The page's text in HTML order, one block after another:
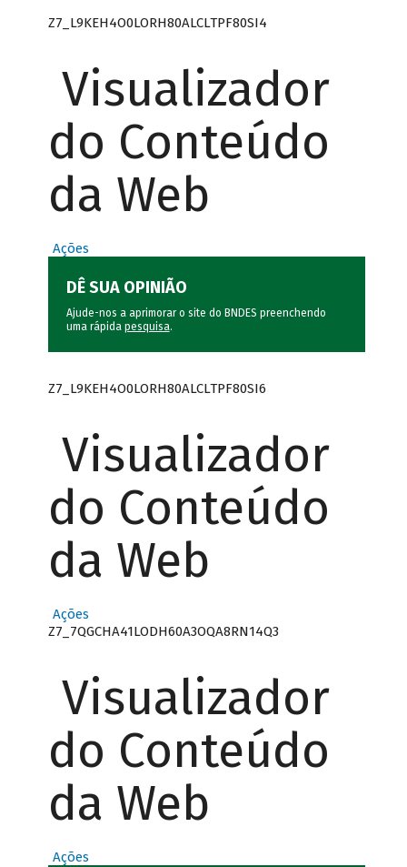
Z7_L9KEH4O0LORH80ALCLTPF80SI4
Visualizador
do Conteúdo
da Web
Ações
DÊ SUA OPINIÃO
Ajude-nos a aprimorar o site do BNDES preenchendo
uma rápida pesquisa.
Z7_L9KEH4O0LORH80ALCLTPF80SI6
Visualizador
do Conteúdo
da Web
Ações
Z7_7QGCHA41LODH60A3OQA8RN14Q3
Visualizador
do Conteúdo
da Web
Ações